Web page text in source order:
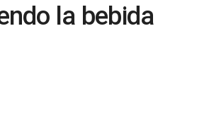
la bebida